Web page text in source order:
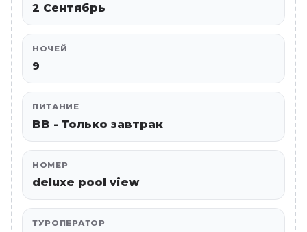
2 Сентябрь
НОЧЕЙ
9
ПИТАНИЕ
BB - Только завтрак
НОМЕР
deluxe pool view
ТУРОПЕРАТОР